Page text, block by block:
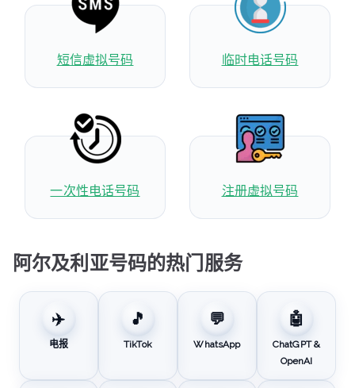
短信虚拟号码 临时电话号码
一次性电话号码 注册虚拟号码
阿尔及利亚号码的热门服务
✈️
电报
🎵
TikTok
💬
WhatsApp
🤖
ChatGPT &
OpenAI